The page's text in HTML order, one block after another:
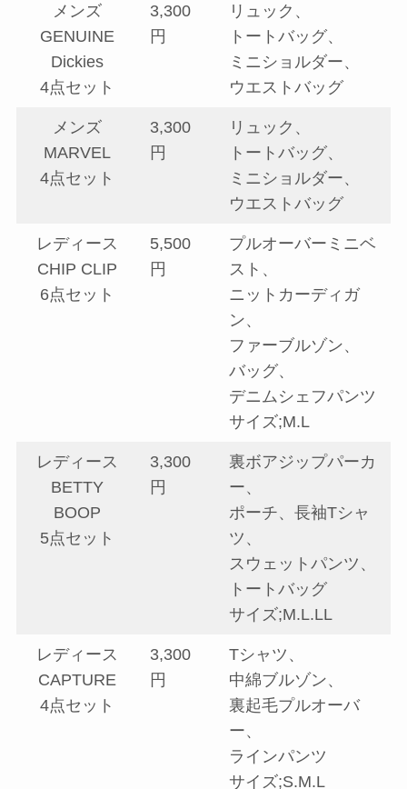
メンズ
GENUINE
Dickies
4点セット
3,300
円
リュック、
トートバッグ、
ミニショルダー、
ウエストバッグ
メンズ
MARVEL
4点セット
3,300
円
リュック、
トートバッグ、
ミニショルダー、
ウエストバッグ
レディース
CHIP CLIP
6点セット
5,500
円
プルオーバーミニベ
スト、
ニットカーディガ
ン、
ファーブルゾン、
バッグ、
デニムシェフパンツ
サイズ;M.L
レディース
BETTY
BOOP
5点セット
3,300
円
裏ボアジップパーカ
ー、
ポーチ、長袖Tシャ
ツ、
スウェットパンツ、
トートバッグ
サイズ;M.L.LL
レディース
CAPTURE
4点セット
3,300
円
Tシャツ、
中綿ブルゾン、
裏起毛プルオーバ
ー、
ラインパンツ
サイズ;S.M.L